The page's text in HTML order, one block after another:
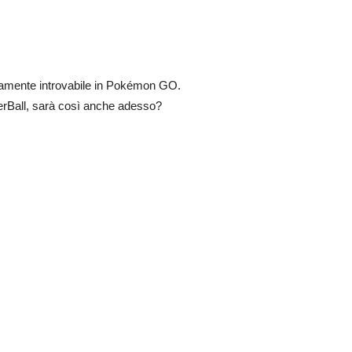
introvabile in Pokémon GO.
sarà così anche adesso?